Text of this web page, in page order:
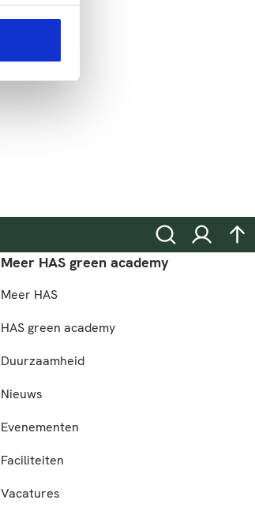
ZoekenInloggen
Meer HAS green academy
Meer HAS
HAS green academy
Duurzaamheid
Nieuws
Evenementen
Faciliteiten
Vacatures